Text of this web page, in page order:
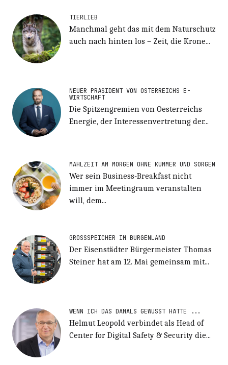
TIERLIEB
Manchmal geht das mit dem Naturschutz
auch nach hinten los – Zeit, die Krone...
NEUER PRÄSIDENT VON ÖSTERREICHS E-
WIRTSCHAFT
Die Spitzengremien von Oesterreichs
Energie, der Interessenvertretung der...
MAHLZEIT AM MORGEN OHNE KUMMER UND SORGEN
Wer sein Business-Breakfast nicht
immer im Meetingraum veranstalten
will, dem...
GROSSSPEICHER IM BURGENLAND
Der Eisenstädter Bürgermeister Thomas
Steiner hat am 12. Mai gemeinsam mit...
WENN ICH DAS DAMALS GEWUSST HÄTTE ...
Helmut Leopold verbindet als Head of
Center for Digital Safety & Security die...